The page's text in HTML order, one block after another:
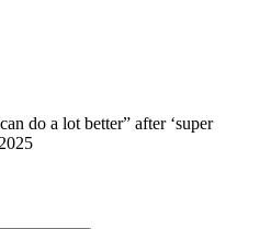
do a lot better” after ‘super